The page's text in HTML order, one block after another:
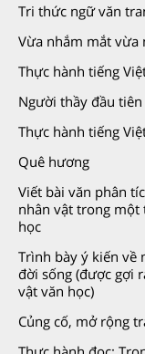
Tri thức ngữ văn
Vừa nhắm mắt vừa
Thực hành tiếng
Người thầy đầu tiên
Thực hành tiếng
Quê hương
Viết bài văn phân
nhân vật trong một
học
Trình bày ý kiến về
đời sống (được gợi
vật văn học)
Củng cố, mở rộng